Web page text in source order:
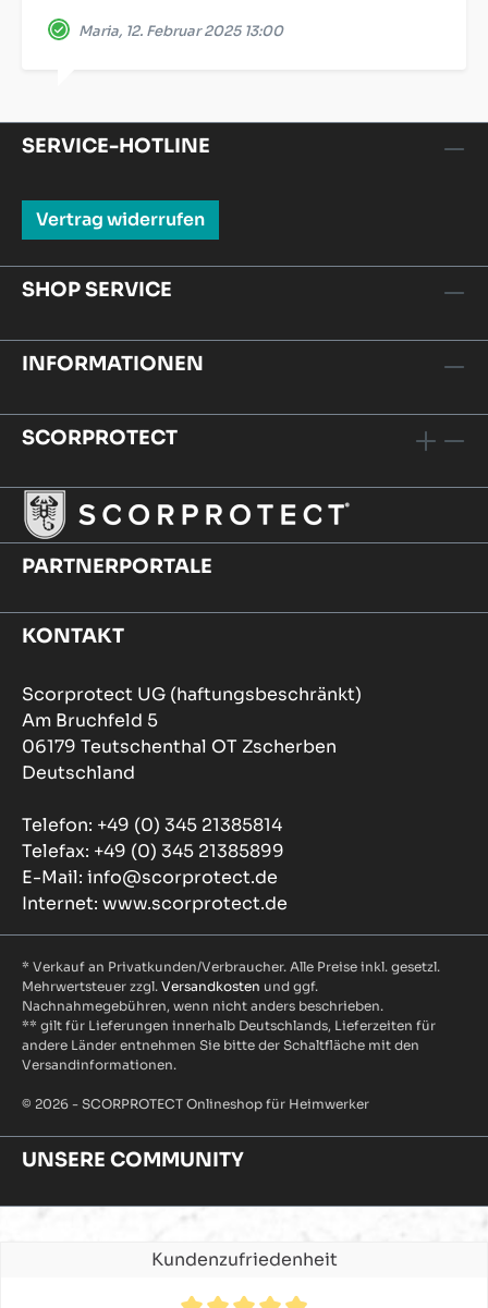
Maria, 12. Februar 2025 13:00
SERVICE-HOTLINE
Vertrag widerrufen
SHOP SERVICE
INFORMATIONEN
SCORPROTECT
PARTNERPORTALE
KONTAKT
Scorprotect UG (haftungsbeschränkt)
Am Bruchfeld 5
06179 Teutschenthal OT Zscherben
Deutschland
Telefon: +49 (0) 345 21385814
Telefax: +49 (0) 345 21385899
E-Mail: info@scorprotect.de
Internet: www.scorprotect.de
* Verkauf an Privatkunden/Verbraucher. Alle Preise inkl. gesetzl.
Mehrwertsteuer zzgl. Versandkosten und ggf.
Nachnahmegebühren, wenn nicht anders beschrieben.
** gilt für Lieferungen innerhalb Deutschlands, Lieferzeiten für
andere Länder entnehmen Sie bitte der Schaltfläche mit den
Versandinformationen.
© 2026 - SCORPROTECT Onlineshop für Heimwerker
UNSERE COMMUNITY
Kundenzufriedenheit